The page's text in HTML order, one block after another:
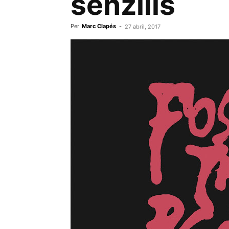
Per Marc Clapés - 27 abril, 2017